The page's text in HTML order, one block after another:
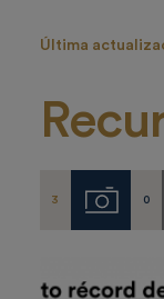
Última
3 Imágenes
0